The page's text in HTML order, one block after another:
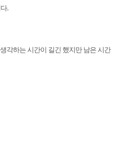
.
각하는 시간이 길긴 했지만 남은 시간